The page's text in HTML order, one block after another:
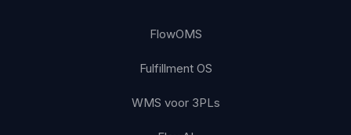
FlowOMS
Fulfillment OS
WMS voor 3PLs